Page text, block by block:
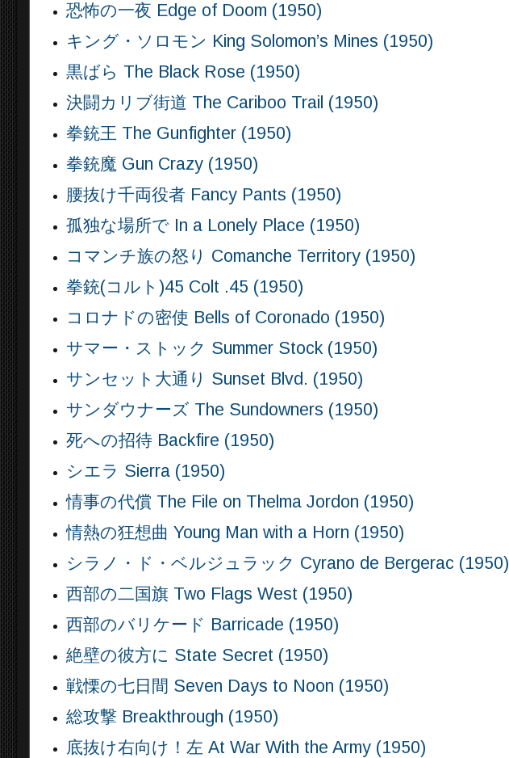
恐怖の一夜 Edge of Doom (1950)
キング・ソロモン King Solomon’s Mines (1950)
黒ばら The Black Rose (1950)
決闘カリブ街道 The Cariboo Trail (1950)
拳銃王 The Gunfighter (1950)
拳銃魔 Gun Crazy (1950)
腰抜け千両役者 Fancy Pants (1950)
孤独な場所で In a Lonely Place (1950)
コマンチ族の怒り Comanche Territory (1950)
拳銃(コルト)45 Colt .45 (1950)
コロナドの密使 Bells of Coronado (1950)
サマー・ストック Summer Stock (1950)
サンセット大通り Sunset Blvd. (1950)
サンダウナーズ The Sundowners (1950)
死への招待 Backfire (1950)
シエラ Sierra (1950)
情事の代償 The File on Thelma Jordon (1950)
情熱の狂想曲 Young Man with a Horn (1950)
シラノ・ド・ベルジュラック Cyrano de Bergerac (1950)
西部の二国旗 Two Flags West (1950)
西部のバリケード Barricade (1950)
絶壁の彼方に State Secret (1950)
戦慄の七日間 Seven Days to Noon (1950)
総攻撃 Breakthrough (1950)
底抜け右向け！左 At War With the Army (1950)